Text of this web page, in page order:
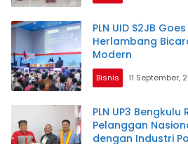
PLN UID S2JB
Herlambang
Modern
Bisnis 11 September,
PLN UP3
Pelanggan
dengan Industri